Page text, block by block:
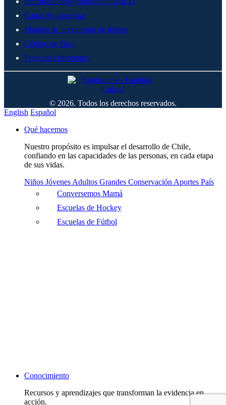
Canal de denuncias
Modelo de prevención de delitos
Código de ética
Preguntas frecuentes
© 2026. Todos los derechos reservados.
English Español
Qué hacemos
Nuestro propósito es impulsar el desarrollo de Chile,
confiando en las capacidades de las personas, en cada etapa
de sus vidas.
Niños Jóvenes Adultos Grandes Conservación Aportes País
Conversemos Mamá
Escuelas de Hockey
Escuelas de Fútbol
Conocimiento
Recursos y aprendizajes que transforman la evidencia en
acción.